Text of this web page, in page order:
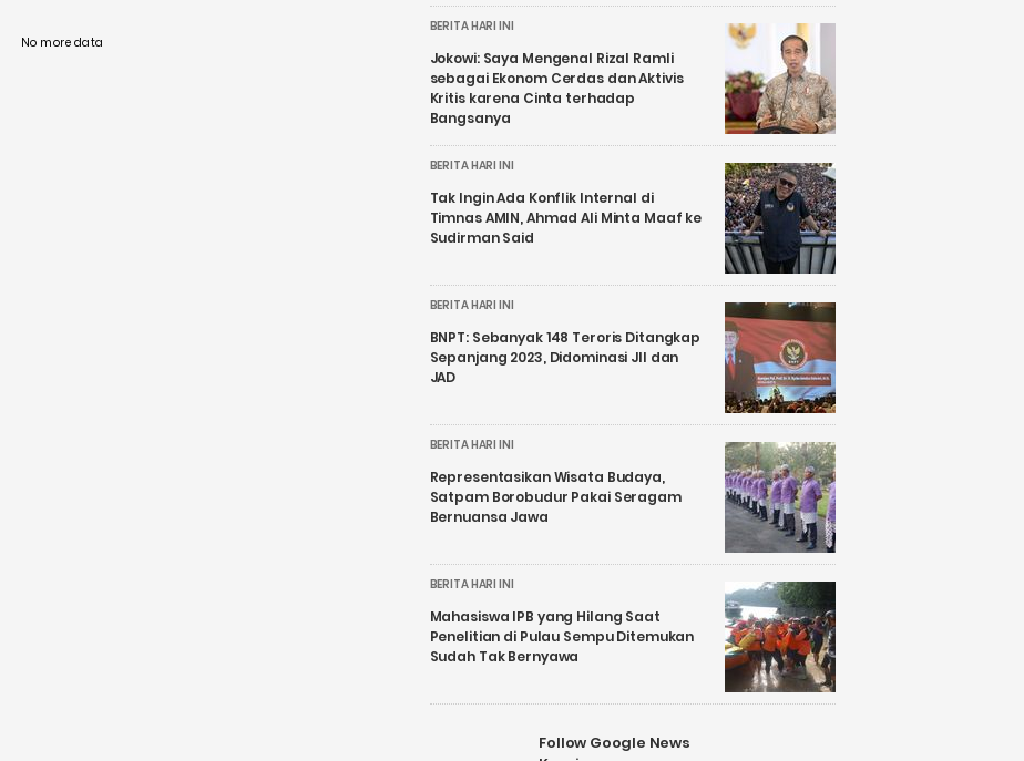
No more data
BERITA HARI INI
Jokowi: Saya Mengenal Rizal Ramli
sebagai Ekonom Cerdas dan Aktivis
Kritis karena Cinta terhadap
Bangsanya
BERITA HARI INI
Tak Ingin Ada Konflik Internal di
Timnas AMIN, Ahmad Ali Minta Maaf ke
Sudirman Said
BERITA HARI INI
BNPT: Sebanyak 148 Teroris Ditangkap
Sepanjang 2023, Didominasi JII dan
JAD
BERITA HARI INI
Representasikan Wisata Budaya,
Satpam Borobudur Pakai Seragam
Bernuansa Jawa
BERITA HARI INI
Mahasiswa IPB yang Hilang Saat
Penelitian di Pulau Sempu Ditemukan
Sudah Tak Bernyawa
Follow Google News